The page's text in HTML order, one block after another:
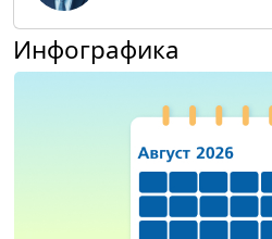
Инфографика